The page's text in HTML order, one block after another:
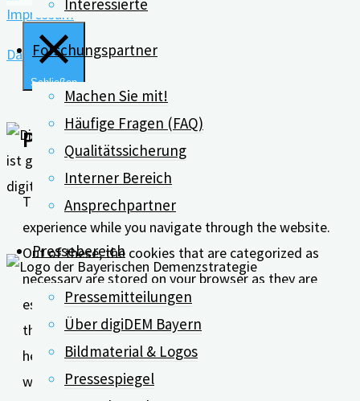
Interessierte
Forschungspartner
Machen Sie mit!
Häufige Fragen (FAQ)
Qualitätssicherung
Interner Bereich
Ansprechpartner
Pressebereich
Pressemitteilungen
Über digiDEM Bayern
Bildmaterial & Logos
Pressespiegel
Impressum
Datenschutz
Schließen
Privacy Overview
This website uses cookies to improve your
experience while you navigate through the website.
Out of these, the cookies that are categorized as
necessary are stored on your browser as they are
essential for the working of basic functionalities of
the website. We also use third-party cookies that
help us analyze and understand how you use this
website. These cookies will be stored in your